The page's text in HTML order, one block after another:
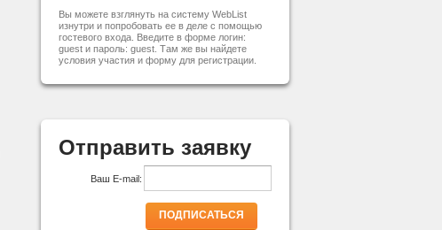
Вы можете взглянуть на систему WebList
изнутри и попробовать ее в деле с помощью
гостевого входа. Введите в форме логин:
guest и пароль: guest. Там же вы найдете
условия участия и форму для регистрации.
Отправить заявку
Ваш E-mail:
ПОДПИСАТЬСЯ